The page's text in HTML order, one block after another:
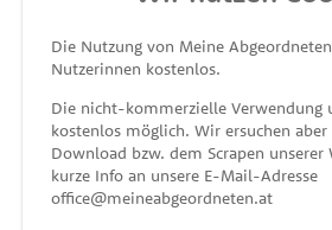
MEINE
unterstützt von
Die Nutzung von Meine
Nutzerinnen kostenlos.
Die nicht-kommerzielle Verwendung
kostenlos möglich. Wir ersuchen
Download bzw. dem Scrapen
kurze Info an unsere E-Mail-Adresse
office@meineabgeordneten.at